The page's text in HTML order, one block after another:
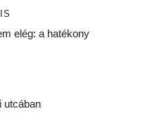
elég: a hatékony
utcában